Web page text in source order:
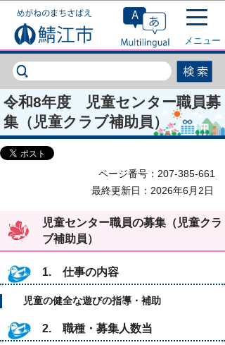
このページの本文へ移動
メニュー
令和8年度 児童センター職員募
集（児童クラブ補助員）
ページ番号：207-385-661
最終更新日：2026年6月2日
児童センター職員の募集（児童クラ
ブ補助員）
1. 仕事の内容
児童の健全な遊びの指導・補助
2. 職種・募集人数当